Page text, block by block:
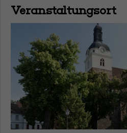
Veranstaltungsort